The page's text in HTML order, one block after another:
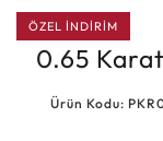
ÖZEL İNDİRİM
0.65
Ürün Kodu: